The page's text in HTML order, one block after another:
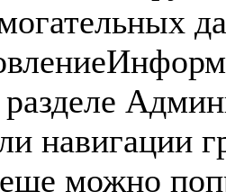
навигации
можно